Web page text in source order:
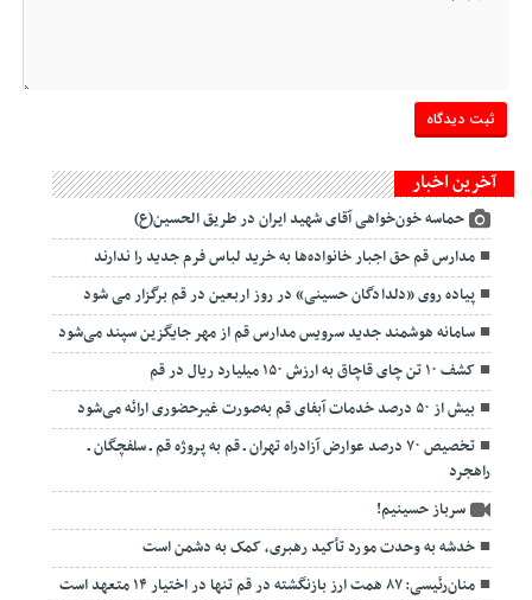
آخرین اخبار
حماسه خون‌خواهی آقای شهید ایران در طریق الحسین(ع)
مدارس قم حق اجبار خانواده‌ها به خرید لباس فرم جدید را ندارند
پیاده روی «دلدادگان حسینی» در روز اربعین در قم برگزار می شود
سامانه هوشمند جدید سرویس مدارس قم از مهر جایگزین سپند می‌شود
کشف ۱۰ تن چای قاچاق به ارزش ۱۵۰ میلیارد ریال در قم
بیش از ۵۰ درصد خدمات آبفای قم به‌صورت غیرحضوری ارائه می‌شود
تخصیص ۷۰ درصد عوارض آزادراه تهران ـ قم به پروژه قم ـ سلفچگان ـ
راهجرد
سرباز حسینیم!
خدشه به وحدت مورد تأکید رهبری، کمک به دشمن است
منان‌رئیسی: ۸۷ همت ارز بازنگشته در قم تنها در اختیار ۱۴ متعهد است